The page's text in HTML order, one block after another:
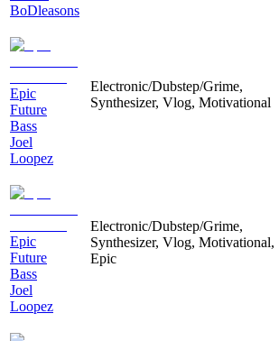
BoDleasons
Epic
Future
Bass
Joel
Loopez
Electronic/Dubstep/Grime,
Synthesizer, Vlog, Motivational
Epic
Future
Bass
Joel
Loopez
Electronic/Dubstep/Grime,
Synthesizer, Vlog, Motivational,
Epic